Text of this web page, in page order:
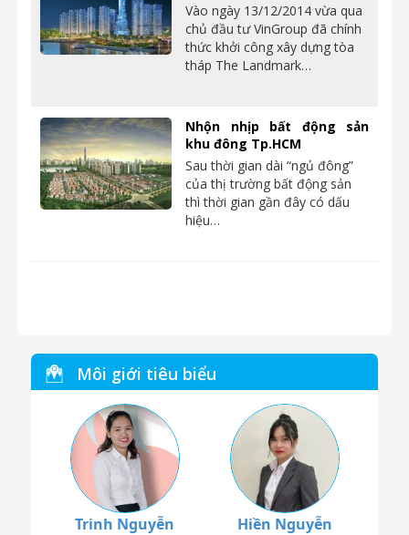
Vào ngày 13/12/2014 vừa qua
chủ đầu tư VinGroup đã chính
thức khởi công xây dựng tòa
tháp The Landmark…
Nhộn nhịp bất động sản
khu đông Tp.HCM
Sau thời gian dài “ngủ đông”
của thị trường bất động sản
thì thời gian gần đây có dấu
hiệu…
Môi giới tiêu biểu
Trinh Nguyễn Hiền Nguyễn